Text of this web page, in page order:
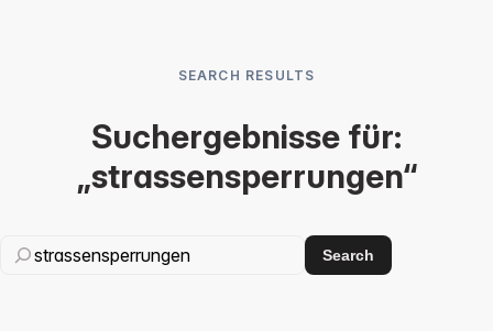
SEARCH RESULTS
Suchergebnisse für:
„strassensperrungen“
Search